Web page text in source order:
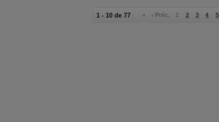
1 - 10 de 77 « ‹ Préc. 1 2 3 4 5